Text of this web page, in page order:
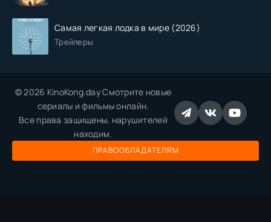
Самая легкая лодка в мире (2026)
Трейлеры
© 2026 KinoKong.day Смотрите новые
сериалы и фильмы онлайн.
Все права защищены, нарушителей
находим.
ПРАВООБЛАДАТЕЛЯМ